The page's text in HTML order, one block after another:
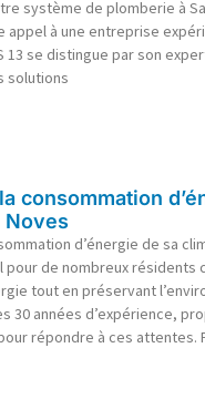
système de plomberie à
appel à une entreprise
13 se distingue par son
solutions
consommation
Noves
d’énergie de sa
pour de nombreux résidents
tout en préservant
30 années d’expérience,
répondre à ces attentes.